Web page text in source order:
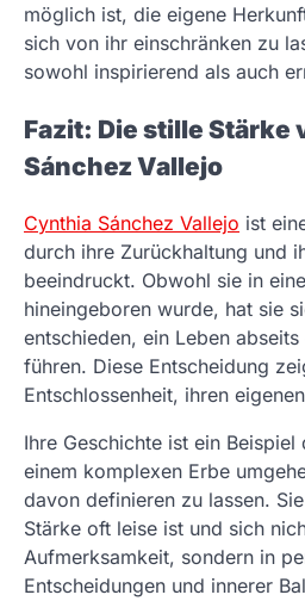
möglich ist, die eigene
sich von ihr einschränken zu
sowohl inspirierend als auch
Fazit: Die stille Stärke
Sánchez Vallejo
Cynthia Sánchez Vallejo ist
durch ihre Zurückhaltung und
beeindruckt. Obwohl sie in
hineingeboren wurde, hat sie
entschieden, ein Leben
führen. Diese Entscheidung
Entschlossenheit, ihren
Ihre Geschichte ist ein
einem komplexen Erbe
davon definieren zu lassen.
Stärke oft leise ist und sich
Aufmerksamkeit, sondern in
Entscheidungen und innerer